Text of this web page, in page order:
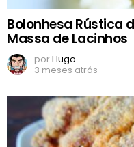
Bolonhesa Rústica
Massa de Lacinhos
porHugo
3 meses atrás